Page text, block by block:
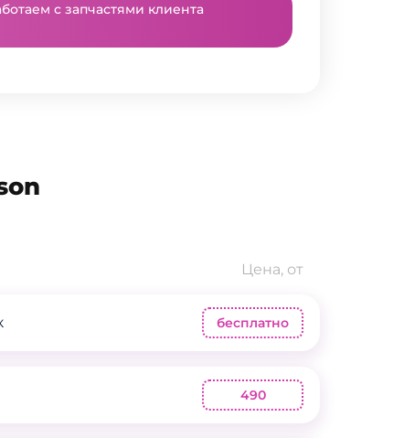
с запчастями клиента
Цена, от
бесплатно
490